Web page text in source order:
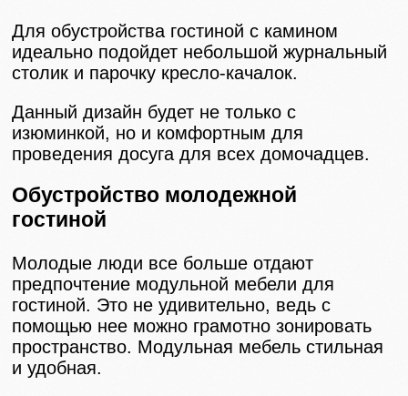
Для обустройства гостиной с камином
идеально подойдет небольшой журнальный
столик и парочку кресло-качалок.
Данный дизайн будет не только с
изюминкой, но и комфортным для
проведения досуга для всех домочадцев.
Обустройство молодежной
гостиной
Молодые люди все больше отдают
предпочтение модульной мебели для
гостиной. Это не удивительно, ведь с
помощью нее можно грамотно зонировать
пространство. Модульная мебель стильная
и удобная.